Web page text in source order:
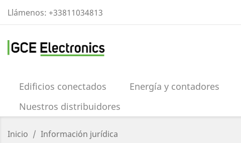
Llámenos: +33811034813
Edificios conectados Energía y contadores
Nuestros distribuidores
Inicio Información jurídica